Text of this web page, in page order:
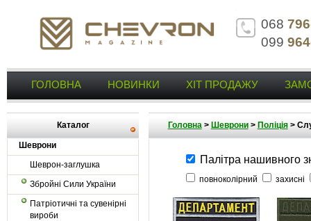
068
099
ГОЛОВНА НОВИНКИ ХІТ ПРОДАЖУ
Каталог
Шеврони
Шеврон-заглушка
Збройні Сили України
Патріотичні та сувенірні
вироби
Головна> Шеврони> Поліція>
Палітра нашивного
повноколірний захисні